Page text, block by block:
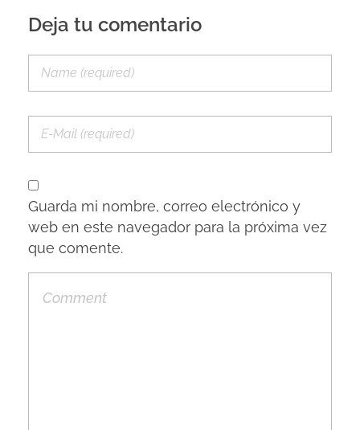
Deja tu comentario
Guarda mi nombre, correo electrónico y
web en este navegador para la próxima vez
que comente.